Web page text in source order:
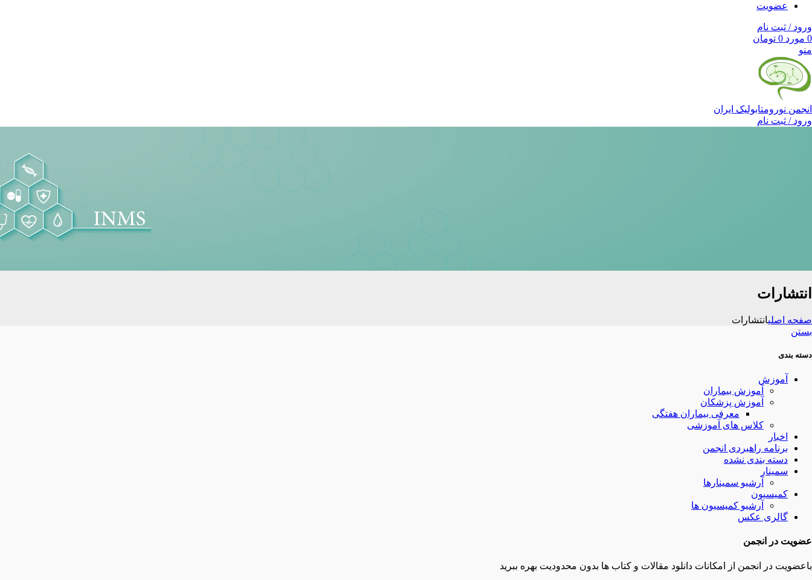
عضویت
ورود / ثبت نام
0 مورد 0 تومان
منو
انجمن نورومتابولیک ایران
ورود / ثبت نام
انتشارات
صفحه اصلیانتشارات
بستن
دسته بندی
آموزش
آموزش بیماران
آموزش پزشکان
معرفی بیماران هفتگی
کلاس های آموزشی
اخبار
برنامه راهبردی انجمن
دسته بندی نشده
سمینار
آرشیو سمینارها
کمیسیون
آرشیو کمیسیون ها
گالری عکس
عضویت در انجمن
باعضویت در انجمن از امکانات دانلود مقالات و کتاب ها بدون محدودیت بهره ببرید